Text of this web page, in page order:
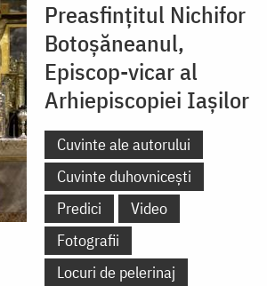
Preasfințitul Nichifor
Botoșăneanul,
Episcop-vicar al
Arhiepiscopiei Iașilor
Cuvinte ale autorului
Cuvinte duhovnicești
Predici
Video
Fotografii
Locuri de pelerinaj